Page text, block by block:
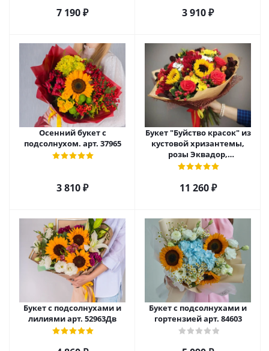
7 190₽ 3 910₽
Осенний букет с
подсолнухом. арт. 37965
3 810₽
Букет "Буйство красок" из
кустовой хризантемы,
розы Эквадор,
гиперикума и подсолнуха
11 260₽
Букет с подсолнухами и
лилиями арт. 52963Дв
Букет с подсолнухами и
гортензией арт. 84603